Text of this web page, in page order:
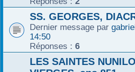
SS. GEORGES,
Dernier message par
14:50
Réponses : 6
LES SAINTES